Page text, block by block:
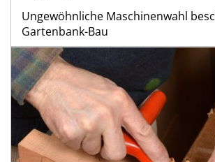
Ungewöhnliche Maschinenwahl
Gartenbank-Bau